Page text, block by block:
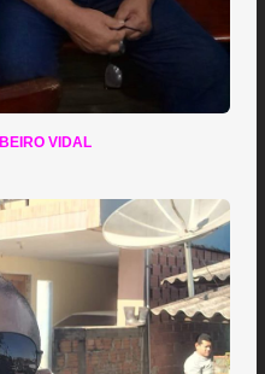
VIDAL